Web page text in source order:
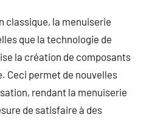
classique, la menuiserie
que la technologie de
la création de composants
Ceci permet de nouvelles
rendant la menuiserie
de satisfaire à des